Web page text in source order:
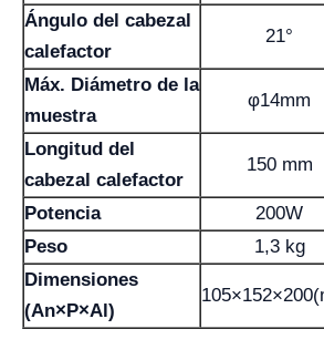
Ángulo del cabezal
calefactor
21°
Máx. Diámetro de la
muestra
φ14mm
Longitud del
cabezal calefactor
150 mm
Potencia
200W
Peso
1,3 kg
Dimensiones
(An×P×Al)